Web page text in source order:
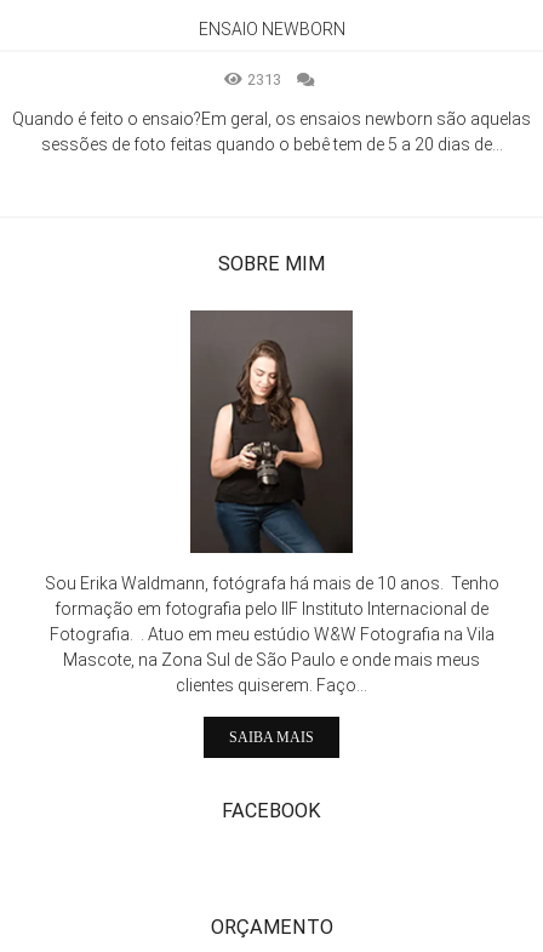
ENSAIO NEWBORN
2313
Quando é feito o ensaio?Em geral, os ensaios newborn são aquelas
sessões de foto feitas quando o bebê tem de 5 a 20 dias de...
SOBRE MIM
Sou Erika Waldmann, fotógrafa há mais de 10 anos. Tenho
formação em fotografia pelo IIF Instituto Internacional de
Fotografia. . Atuo em meu estúdio W&W Fotografia na Vila
Mascote, na Zona Sul de São Paulo e onde mais meus
clientes quiserem. Faço...
SAIBA MAIS
FACEBOOK
ORÇAMENTO